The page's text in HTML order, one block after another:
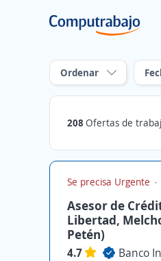
Ordenar
208 Ofertas de
Se precisa Urgente
Asesor de
Libertad,
Petén)
4.7
Banco